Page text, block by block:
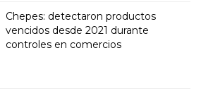
Chepes: detectaron productos
vencidos desde 2021 durante
controles en comercios